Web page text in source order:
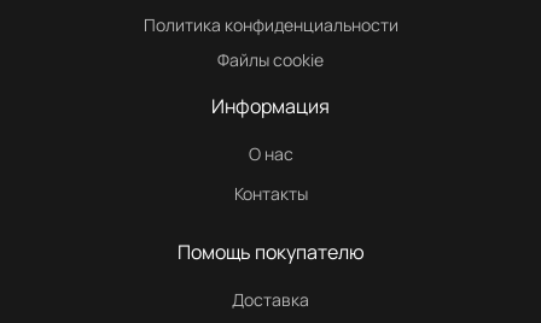
Политика конфиденциальности
Файлы cookie
Информация
О нас
Контакты
Помощь покупателю
Доставка